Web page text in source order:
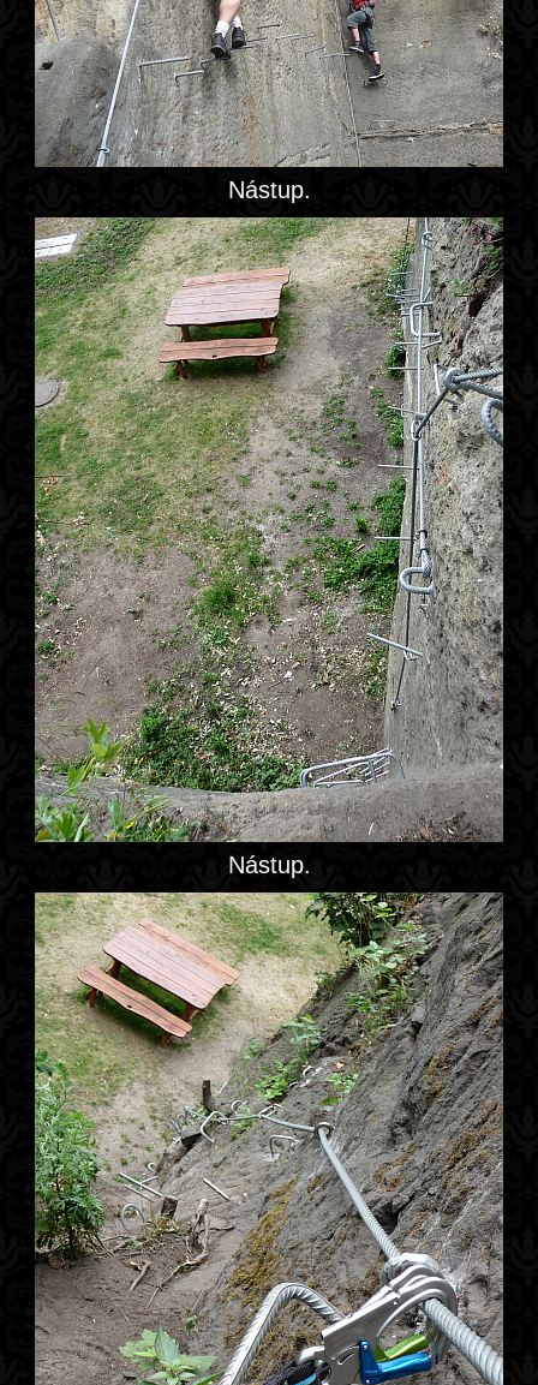
Nástup.
Nástup.